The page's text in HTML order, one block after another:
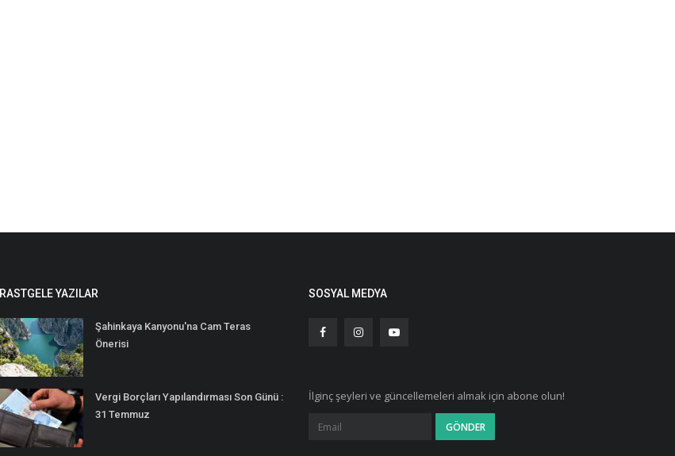
RASTGELE YAZILAR
Şahinkaya Kanyonu'na Cam Teras
Önerisi
Vergi Borçları Yapılandırması Son Günü :
31 Temmuz
SOSYAL MEDYA
İlginç şeyleri ve güncellemeleri almak için abone olun!